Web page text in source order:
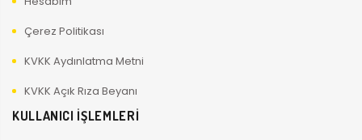
Çerez Politikası
KVKK Aydınlatma Metni
KVKK Açık Rıza Beyanı
KULLANICI İŞLEMLERİ